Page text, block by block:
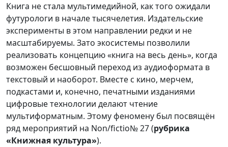
Книга не стала мультимедийной, как того ожидали
футурологи в начале тысячелетия. Издательские
эксперименты в этом направлении редки и не
масштабируемы. Зато экосистемы позволили
реализовать концепцию «книга на весь день», когда
возможен бесшовный переход из аудиоформата в
текстовый и наоборот. Вместе с кино, мерчем,
подкастами и, конечно, печатными изданиями
цифровые технологии делают чтение
мультиформатным. Этому феномену был посвящён
ряд мероприятий на Non/fictio№ 27 (рубрика
«Книжная культура»).